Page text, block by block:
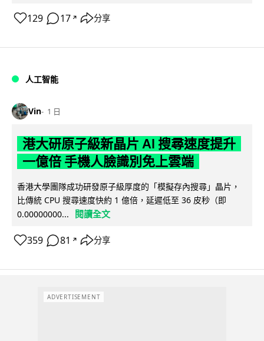
129 17 ↗ 分享
人工智能
Vin 1 日
港大研原子級新晶片 AI 搜尋速度提升
一億倍 手機人臉識別免上雲端
香港大學團隊成功研發原子級厚度的「模擬存內搜尋」晶片，
比傳統 CPU 搜尋速度快約 1 億倍，延遲低至 36 皮秒（即
0.00000000...
閱讀全文
359 81 ↗ 分享
ADVERTISEMENT